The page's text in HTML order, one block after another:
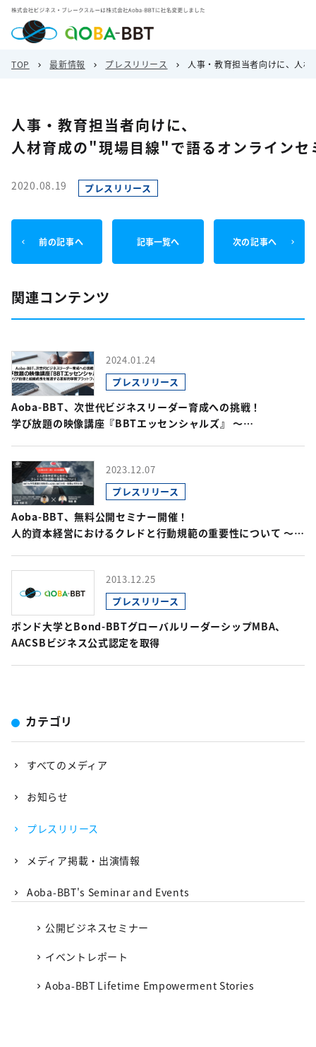
TOP 最新情報 プレスリリース 人事・教育担当者向けに、人
人事・教育担当者向けに、
人材育成の"現場目線"で語るオンライン
2020.08.19 プレスリリース
前の記事へ 記事一覧へ 次の記事へ
関連コンテンツ
2024.01.24
プレスリリース
Aoba-BBT、次世代ビジネスリーダー育成への挑戦！
学び放題の映像講座『BBTエッセンシャルズ』 ～
2023.12.07
プレスリリース
Aoba-BBT、無料公開セミナー開催！
人的資本経営におけるクレドと行動規範の重要性について 〜
2013.12.25
プレスリリース
ボンド大学とBond-BBTグローバルリーダーシップMBA、
AACSBビジネス公式認定を取得
カテゴリ
すべてのメディア
お知らせ
プレスリリース
メディア掲載・出演情報
Aoba-BBT's Seminar and Events
公開ビジネスセミナー
イベントレポート
Aoba-BBT Lifetime Empowerment Stories